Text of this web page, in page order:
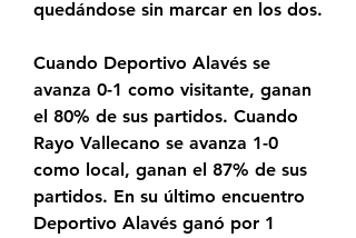
quedándose sin marcar en los dos.
Cuando Deportivo Alavés se
avanza 0-1 como visitante, ganan
el 80% de sus partidos. Cuando
Rayo Vallecano se avanza 1-0
como local, ganan el 87% de sus
partidos. En su último encuentro
Deportivo Alavés ganó por 1